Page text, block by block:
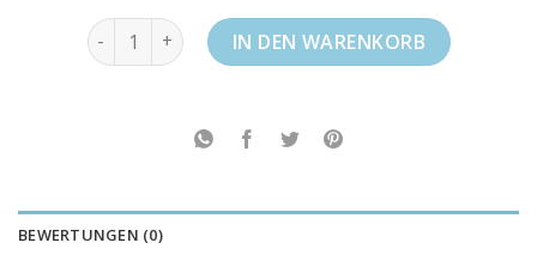
koffer trolleys MengeIN DEN WARENKORB
BEWERTUNGEN (0)